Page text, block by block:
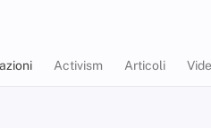
Activism Articoli